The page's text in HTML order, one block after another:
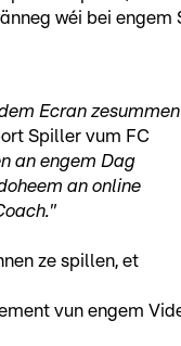
wéi bei engem
Ecran
Spiller vum FC
an engem Dag
an online
ze spillen, et
vun engem